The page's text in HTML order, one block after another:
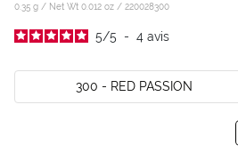
0.35 g / Net Wt 0.012 oz / 220028300
5/5 - 4 avis
300 - RED PASSION